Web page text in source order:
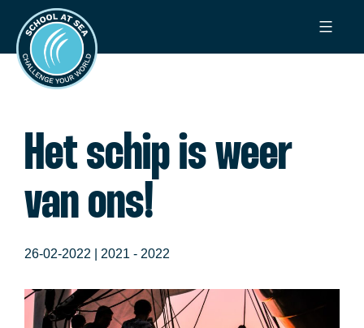
naar
inhoud
School
at
Sea
Het schip is weer
van ons!
26-02-2022 | 2021 - 2022